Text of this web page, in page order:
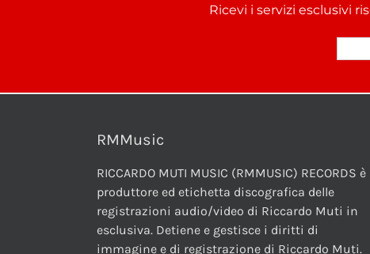
Ricevi i servizi esclusivi
RMMusic
RICCARDO MUTI MUSIC (RMMUSIC) RECORDS è
produttore ed etichetta discografica delle
registrazioni audio/video di Riccardo Muti in
esclusiva. Detiene e gestisce i diritti di
immagine e di registrazione di Riccardo Muti.